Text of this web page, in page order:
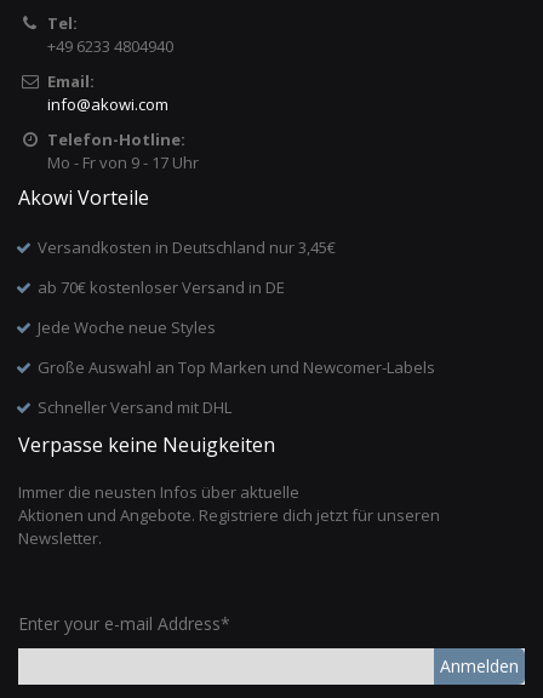
Tel:
+49 6233 4804940
Email:
info@akowi.com
Telefon-Hotline:
Mo - Fr von 9 - 17 Uhr
Akowi Vorteile
Versandkosten in Deutschland nur 3,45€
ab 70€ kostenloser Versand in DE
Jede Woche neue Styles
Große Auswahl an Top Marken und Newcomer-Labels
Schneller Versand mit DHL
Verpasse keine Neuigkeiten
Immer die neusten Infos über aktuelle
Aktionen und Angebote. Registriere dich jetzt für unseren
Newsletter.
Enter your e-mail Address*
Anmelden